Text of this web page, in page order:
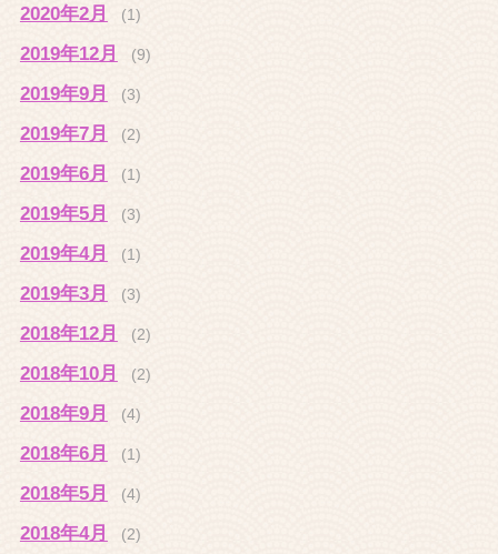
2020年2月 (1)
2019年12月 (9)
2019年9月 (3)
2019年7月 (2)
2019年6月 (1)
2019年5月 (3)
2019年4月 (1)
2019年3月 (3)
2018年12月 (2)
2018年10月 (2)
2018年9月 (4)
2018年6月 (1)
2018年5月 (4)
2018年4月 (2)